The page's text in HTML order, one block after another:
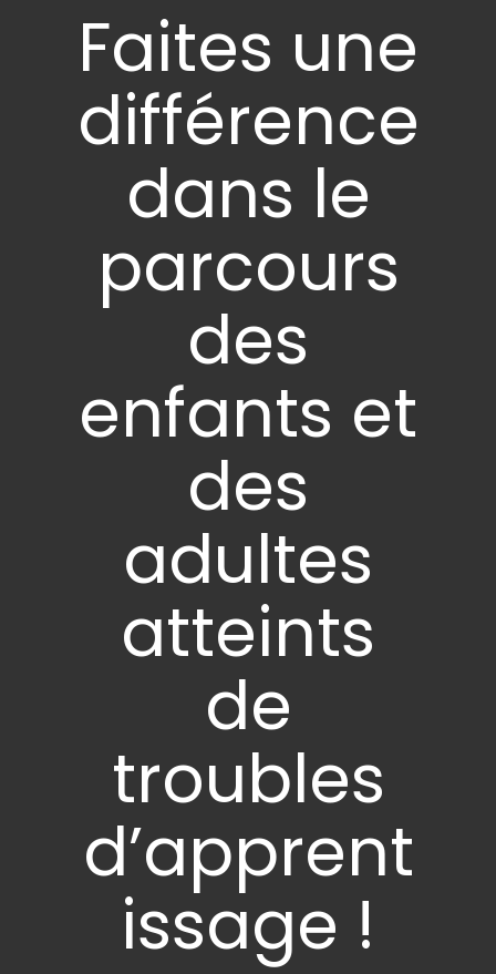
Faites une
différence
dans le
parcours
des
enfants et
des
adultes
atteints
de
troubles
d’apprent
issage !